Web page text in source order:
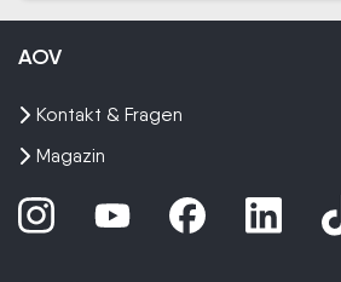
AOV
Kontakt & Fragen
Magazin